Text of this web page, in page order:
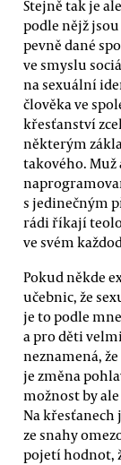
Stejně tak je
podle nějž
pevně dané
ve smyslu
na sexuální
člověka ve
křesťanství
některým
takového. Muž
s jedinečným
rádi říkají
ve svém
Pokud někde
učebnic, že
je to podle
a pro děti
neznamená,
je změna
možnost by
Na křesťanech
ze snahy
pojetí hodnot,